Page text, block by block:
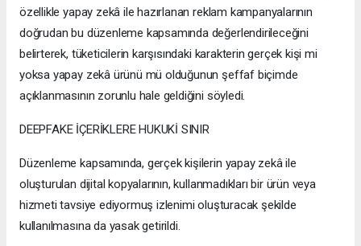
özellikle yapay zekâ ile hazırlanan reklam kampanyalarının
doğrudan bu düzenleme kapsamında değerlendirileceğini
belirterek, tüketicilerin karşısındaki karakterin gerçek kişi mi
yoksa yapay zekâ ürünü mü olduğunun şeffaf biçimde
açıklanmasının zorunlu hale geldiğini söyledi.
DEEPFAKE İÇERİKLERE HUKUKİ SINIR
Düzenleme kapsamında, gerçek kişilerin yapay zekâ ile
oluşturulan dijital kopyalarının, kullanmadıkları bir ürün veya
hizmeti tavsiye ediyormuş izlenimi oluşturacak şekilde
kullanılmasına da yasak getirildi.